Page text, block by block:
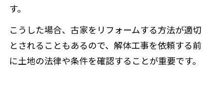
す。
こうした場合、古家をリフォームする方法が適切
とされることもあるので、解体工事を依頼する前
に土地の法律や条件を確認することが重要です。